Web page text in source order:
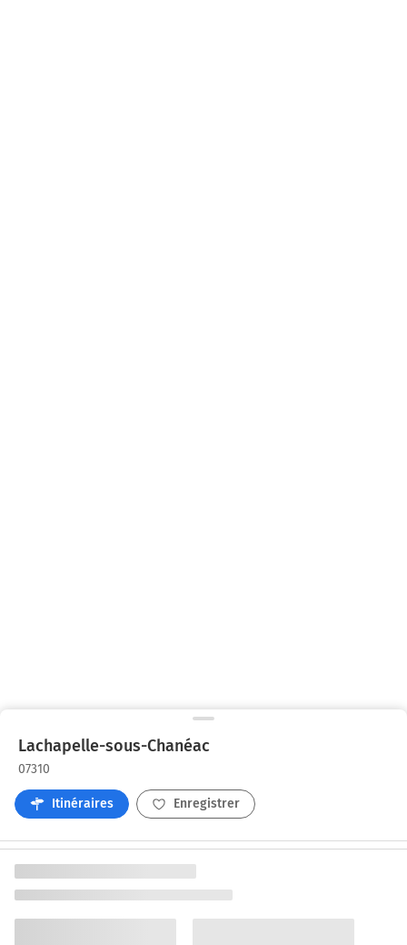
Lachapelle-sous-Chanéac
07310
Itinéraires Enregistrer